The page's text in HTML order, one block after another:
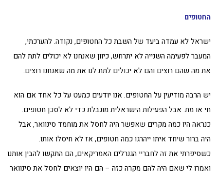
החטופים
ישראל לא עמדה ביעד של השבת כל החטופים, נקודה. להערכתי,
המעבר לפעימה השנייה לא יתרחש, כיוון שאנחנו לא יכולים לתת להם
את מה שהם רוצים והם לא יכולים לתת לנו את מה שאנחנו רוצים.
יש הרבה מודיעין על החטופים. אנו יודעים כמעט על כל אחד אם הוא
חי או מת. אבל הפעילות הישראלית מוגבלת כדי לא לסכן חטופים.
כנראה היו כמה מקרים שאפשר היה לחסל את מוחמד סינוואר, אבל
היה ברור שיחד איתו ייהרגו כמה חטופים, אז לא חיסלו אותו.
כשסיפרתי את זה לחבריי הגנרלים האמריקאים, הם התקשו להבין אותנו
ואמרו לי שאם היה להם מקרה כזה – הם היו יוצאים לחסל את סינוואר